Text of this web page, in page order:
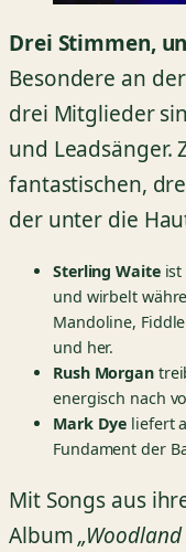
Drei Stimmen,
Besondere an
drei Mitglieder
und Leadsänger.
fantastischen,
der unter die
Sterling Waiteist
und wirbelt
Mandoline,
und her.
Rush Morgan
energisch nach
Mark Dye liefert
Fundament der
Mit Songs aus
Album